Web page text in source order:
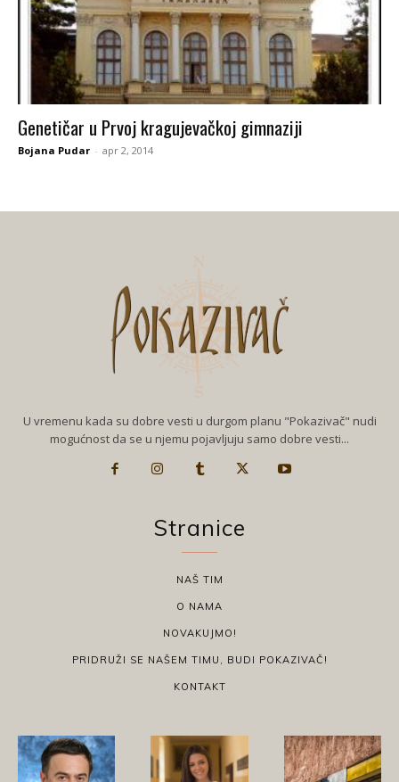
Genetičаr u Prvoj krаgujevаčkoj gimnаziji
Bojana Pudar - apr 2, 2014
U vremenu kada su dobre vesti u durgom planu "Pokazivač" nudi
mogućnost da se u njemu pojavljuju samo dobre vesti...
Stranice
NAŠ TIM
O NAMA
NOVAKUJMO!
PRIDRUŽI SE NAŠEM TIMU, BUDI POKAZIVAČ!
KONTAKT